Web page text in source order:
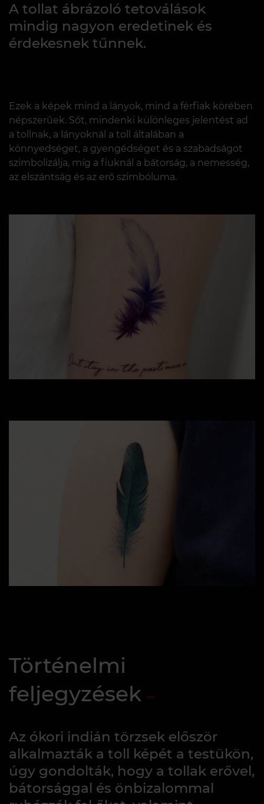
A tollat ábrázoló tetoválások
mindig nagyon eredetinek és
érdekesnek tűnnek.
Ezek a képek mind a lányok, mind a férfiak körében
népszerűek. Sőt, mindenki különleges jelentést ad
a tollnak, a lányoknál a toll általában a
könnyedséget, a gyengédséget és a szabadságot
szimbolizálja, míg a fiuknál ​​a bátorság, a nemesség,
az elszántság és az erő szimbóluma.
Történelmi
feljegyzések
Az ókori indián törzsek először
alkalmazták a toll képét a testükön,
úgy gondolták, hogy a tollak erővel,
bátorsággal és önbizalommal